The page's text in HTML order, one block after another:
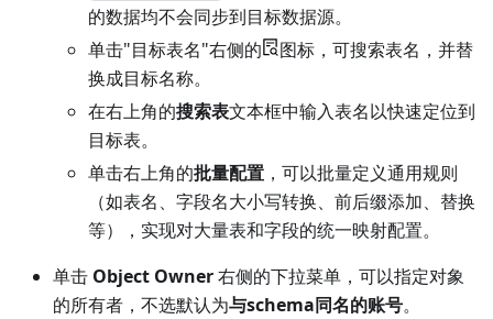
的数据均不会同步到目标数据源。
单击"目标表名"右侧的
图标，可搜索表名，并替
换成目标名称。
在右上角的搜索表文本框中输入表名以快速定位到
目标表。
单击右上角的批量配置 ，可以批量定义通用规则
（如表名、字段名大小写转换、前后缀添加、替换
等），实现对大量表和字段的统一映射配置。
单击 Object Owner右侧的下拉菜单，可以指定对象
的所有者，不选默认为与schema同名的账号。